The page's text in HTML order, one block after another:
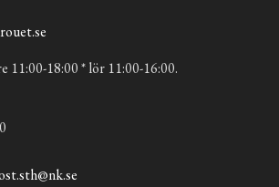
11:00-18:00 * lör 11:00-16:00.